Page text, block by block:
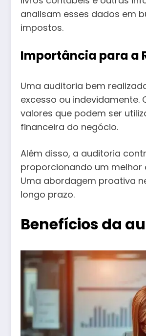
analisam esses dados em
impostos.
Importância para a
Uma auditoria bem
excesso ou
valores que podem ser
financeira do negócio.
Além disso, a auditoria
proporcionando um melhor
Uma abordagem proativa
longo prazo.
Benefícios da